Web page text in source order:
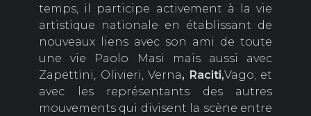
temps, il participe activement à la vie
artistique nationale en établissant de
nouveaux liens avec son ami de toute
une vie Paolo Masi mais aussi avec
Zapettini, Olivieri, Verna, Raciti,Vago; et
avec les représentants des autres
mouvements qui divisent la scène entre